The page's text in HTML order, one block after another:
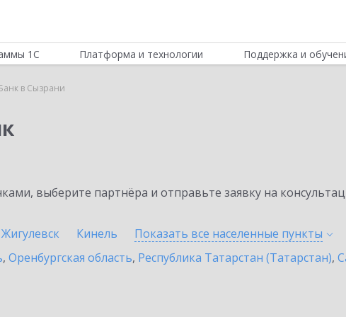
1С Платформа и технологии Поддержка и
в Сызрани
выберите партнёра и отправьте заявку на
Жигулевск Кинель Показать все населенные пункты
, Оренбургская область, Республика Татарстан (Татарстан),